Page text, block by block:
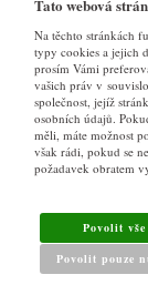
VŠE O
Jak
Zásady
Tato webová
Na těchto stránkách
typy cookies a jejich
prosím Vámi
vašich práv v
společnost, jejíž
osobních údajů.
měli, máte možnost
však rádi, pokud se
požadavek obratem
Povolit vše
Povolit pouze